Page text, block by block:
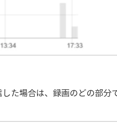
た場合は、録画のどの部分